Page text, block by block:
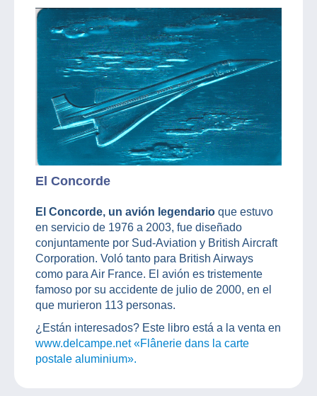
El Concorde
El Concorde, un avión legendario que estuvo
en servicio de 1976 a 2003, fue diseñado
conjuntamente por Sud-Aviation y British Aircraft
Corporation. Voló tanto para British Airways
como para Air France. El avión es tristemente
famoso por su accidente de julio de 2000, en el
que murieron 113 personas.
¿Están interesados? Este libro está a la venta en
www.delcampe.net «Flânerie dans la carte
postale aluminium».